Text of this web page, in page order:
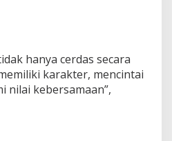
hanya cerdas secara
karakter, mencintai
nilai kebersamaan”,